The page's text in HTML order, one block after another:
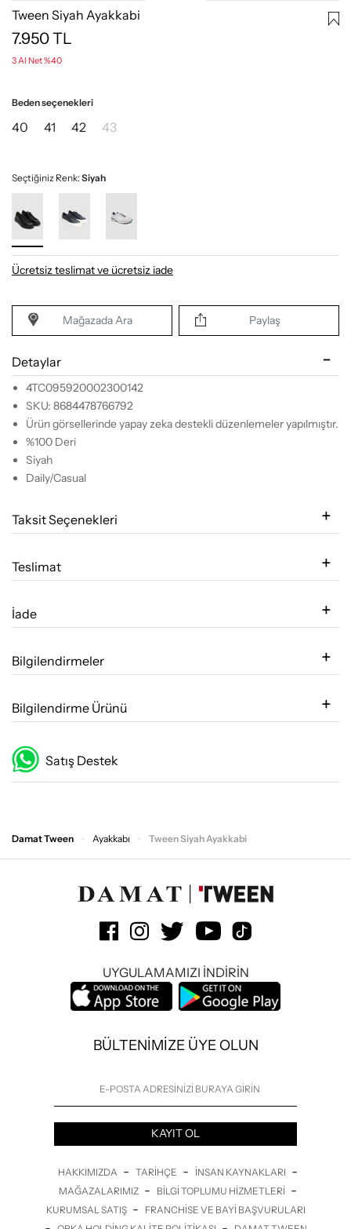
Tween Siyah Ayakkabi
7.950TL
3 Al Net %40
Beden seçenekleri
40 41 42 43
Seçtiğiniz Renk:Siyah
Ücretsiz teslimat ve ücretsiz iade
Mağazada Ara Paylaş
Detaylar
4TC095920002300142
SKU: 8684478766792
Ürün görsellerinde yapay zeka destekli düzenlemeler yapılmıştır.
%100 Deri
Siyah
Daily/Casual
Taksit Seçenekleri
Teslimat
İade
Bilgilendirmeler
Bilgilendirme Ürünü
Satış Destek
Damat Tween Ayakkabı Tween Siyah Ayakkabi
UYGULAMAMIZI İNDİRİN
BÜLTENİMİZE ÜYE OLUN
KAYIT OL
HAKKIMIZDA - TARIHÇE - İNSAN KAYNAKLARI -
MAĞAZALARIMIZ - BILGI TOPLUMU HIZMETLERI -
KURUMSAL SATIŞ - FRANCHISE VE BAYI BAŞVURULARI